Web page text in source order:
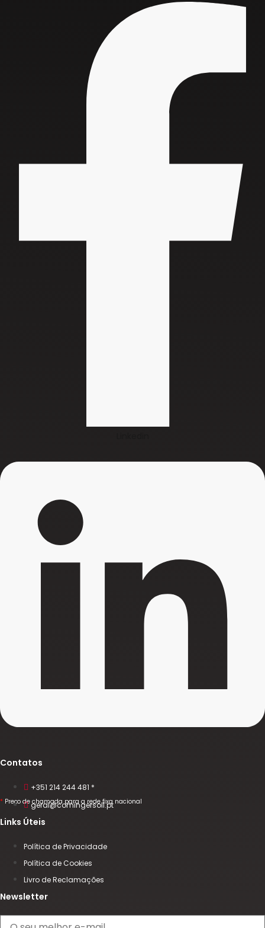
Contatos
+351 214 244 481 *
* Preço de chamada para a rede fixa nacional
geral@comingersoll.pt
Links Úteis
Política de Privacidade
Política de Cookies
Livro de Reclamações
Newsletter